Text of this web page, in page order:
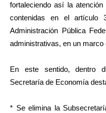
fortaleciendo así la
contenidas en el
Administración Pública
administrativas, en un marco
En este sentido, dentro
Secretaría de Economía
* Se elimina la